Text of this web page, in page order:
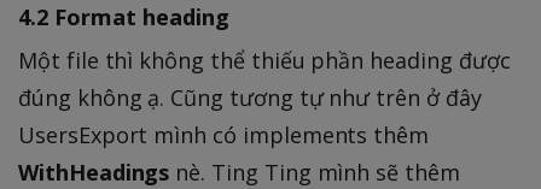
4.2 Format heading
Một file thì không thể thiếu phần heading được
đúng không ạ. Cũng tương tự như trên ở đây
UsersExport mình có implements thêm
WithHeadings nè. Ting Ting mình sẽ thêm